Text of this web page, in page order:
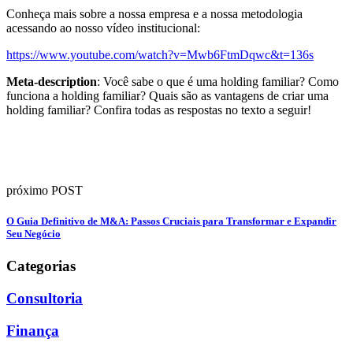
Conheça mais sobre a nossa empresa e a nossa metodologia
acessando ao nosso vídeo institucional:
https://www.youtube.com/watch?v=Mwb6FtmDqwc&t=136s
Meta-description: Você sabe o que é uma holding familiar? Como
funciona a holding familiar? Quais são as vantagens de criar uma
holding familiar? Confira todas as respostas no texto a seguir!
próximo POST
O Guia Definitivo de M&A: Passos Cruciais para Transformar e Expandir
Seu Negócio
Categorias
Consultoria
Finança